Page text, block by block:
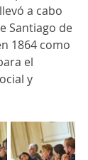
a cabo
Santiago de
1864 como
el
y